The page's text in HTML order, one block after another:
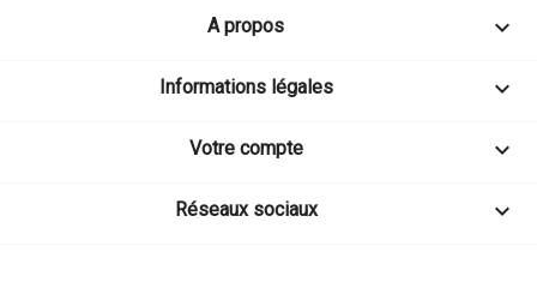
A propos 
Informations légales 
Votre compte 
Réseaux sociaux 